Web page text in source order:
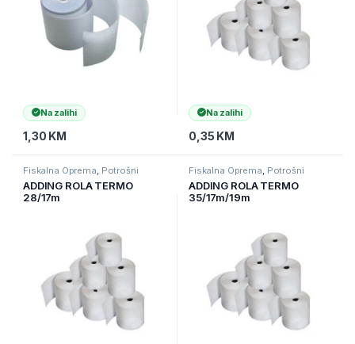
Na zalihi
1,30 KM
Na zalihi
0,35 KM
Fiskalna Oprema, Potrošni
ADDING ROLA TERMO
28/17m
Fiskalna Oprema, Potrošni
ADDING ROLA TERMO
35/17m/19m